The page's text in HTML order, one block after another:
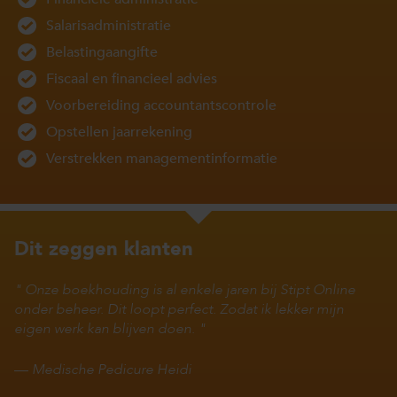
Salarisadministratie
Belastingaangifte
Fiscaal en financieel advies
Voorbereiding accountantscontrole
Opstellen jaarrekening
Verstrekken managementinformatie
Dit zeggen klanten
Onze boekhouding is al enkele jaren bij Stipt Online
onder beheer. Dit loopt perfect. Zodat ik lekker mijn
eigen werk kan blijven doen.
— Medische Pedicure Heidi